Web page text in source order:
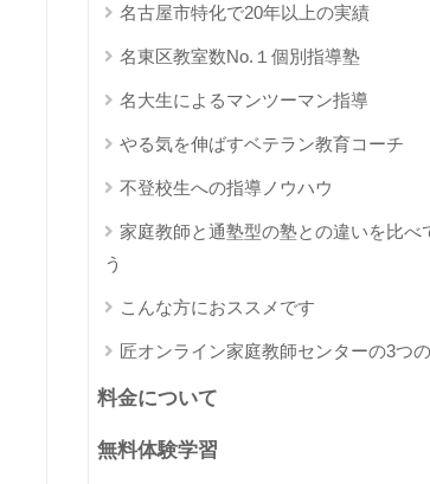
名古屋市特化で20年以上の実績
名東区教室数No.１個別指導塾
名大生によるマンツーマン指導
やる気を伸ばすベテラン教育コーチ
不登校生への指導ノウハウ
家庭教師と通塾型の塾との違いを比べ
う
こんな方におススメです
匠オンライン家庭教師センターの3つ
料金について
無料体験学習